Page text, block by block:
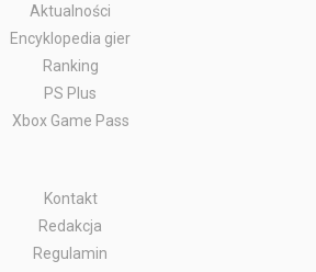
Aktualności
Encyklopedia gier
Ranking
PS Plus
Xbox Game Pass
Kontakt
Redakcja
Regulamin